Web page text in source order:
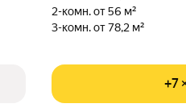
2-комн. от 56 м²
3-комн. от 78,2 м²
+7